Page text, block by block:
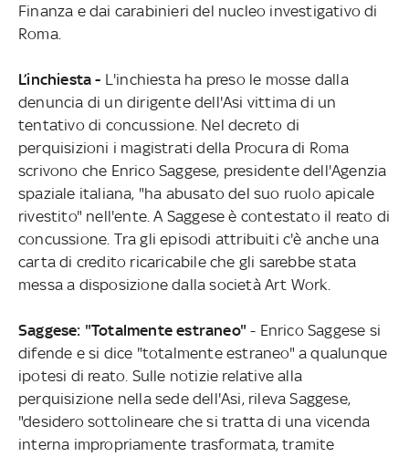
Finanza e dai carabinieri del nucleo investigativo di
Roma.
L’inchiesta - L'inchiesta ha preso le mosse dalla
denuncia di un dirigente dell'Asi vittima di un
tentativo di concussione. Nel decreto di
perquisizioni i magistrati della Procura di Roma
scrivono che Enrico Saggese, presidente dell'Agenzia
spaziale italiana, "ha abusato del suo ruolo apicale
rivestito" nell'ente. A Saggese è contestato il reato di
concussione. Tra gli episodi attribuiti c'è anche una
carta di credito ricaricabile che gli sarebbe stata
messa a disposizione dalla società Art Work.
Saggese: "Totalmente estraneo" - Enrico Saggese si
difende e si dice "totalmente estraneo" a qualunque
ipotesi di reato. Sulle notizie relative alla
perquisizione nella sede dell'Asi, rileva Saggese,
"desidero sottolineare che si tratta di una vicenda
interna impropriamente trasformata, tramite